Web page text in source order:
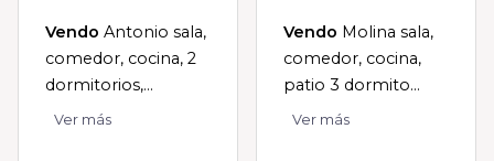
Vendo Antonio sala,
comedor, cocina, 2
dormitorios,...
Ver más
Vendo Molina sala,
comedor, cocina,
patio 3 dormito...
Ver más